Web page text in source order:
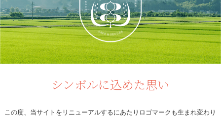
シンボルに込めた思い
この度、当サイトをリニューアルするにあたりロゴマークも生まれ変わり